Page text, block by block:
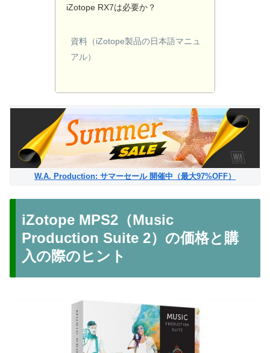
iZotope RX7は必要か？
資料（iZotope製品の日本語マニュ
アル）
W.A. Production: サマーセール 開催中（最大97%OFF）
iZotope MPS2（Music
Production Suite 2）の価格と購
入の際のヒント